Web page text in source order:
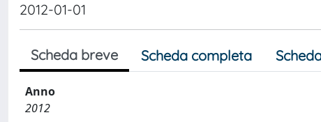
2012-01-01
Scheda breve Scheda completa
Anno
2012